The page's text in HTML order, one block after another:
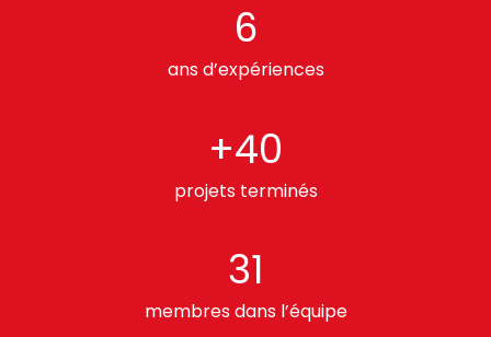
6
ans d’expériences
+40
projets terminés
31
membres dans l’équipe